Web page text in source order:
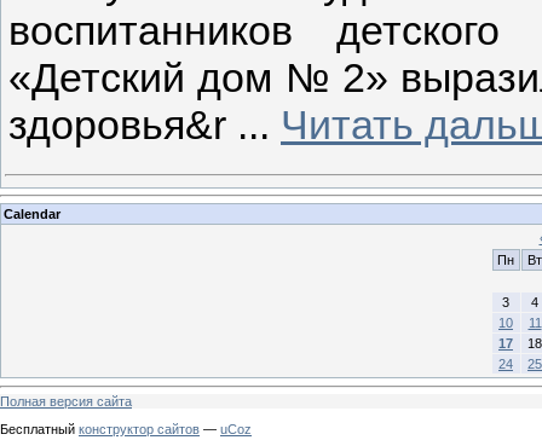
воспитанников
«Детский дом № 2»
здоровья&r ... Читать
Calendar
Пн
Вт
3
4
10
11
17
18
24
25
Полная версия сайта
Бесплатный конструктор сайтов — uCoz